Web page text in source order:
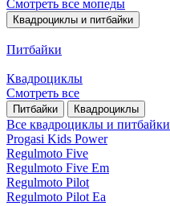
Смотреть все мопеды
Квадроциклы и питбайки
Питбайки
Квадроциклы
Смотреть все
Питбайки Квадроциклы
Все квадроциклы и питбайки
Progasi Kids Power
Regulmoto Five
Regulmoto Five Em
Regulmoto Pilot
Regulmoto Pilot Ea